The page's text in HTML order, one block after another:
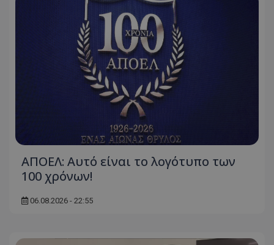
ΑΠΟΕΛ: Αυτό είναι το λογότυπο των
100 χρόνων!
06.08.2026 - 22:55